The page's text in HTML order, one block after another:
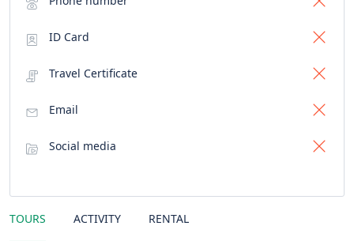
ID Card
Travel Certificate
Email
Social media
TOURS ACTIVITY RENTAL